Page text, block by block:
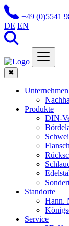
+49 (0)5541
DE EN
✖
Unternehmen
Produkte
DIN-
Standorte
Hann.
Service